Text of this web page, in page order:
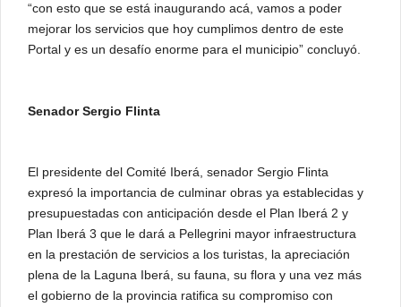
“con esto que se está inaugurando acá, vamos a poder
mejorar los servicios que hoy cumplimos dentro de este
Portal y es un desafío enorme para el municipio” concluyó.
Senador Sergio Flinta
El presidente del Comité Iberá, senador Sergio Flinta
expresó la importancia de culminar obras ya establecidas y
presupuestadas con anticipación desde el Plan Iberá 2 y
Plan Iberá 3 que le dará a Pellegrini mayor infraestructura
en la prestación de servicios a los turistas, la apreciación
plena de la Laguna Iberá, su fauna, su flora y una vez más
el gobierno de la provincia ratifica su compromiso con